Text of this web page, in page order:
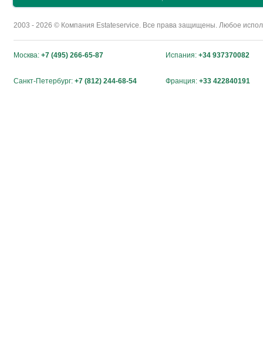
2003 - 2026 © Компания Estateservice. Все права защищены. Любое
Москва: +7 (495) 266-65-87 Испания: +34 937370082
Санкт-Петербург: +7 (812) 244-68-54 Франция: +33 422840191